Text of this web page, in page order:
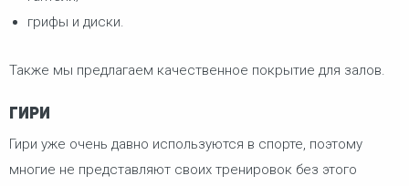
грифы и диски.
Также мы предлагаем качественное покрытие для залов.
Гири
Гири уже очень давно используются в спорте, поэтому
многие не представляют своих тренировок без этого